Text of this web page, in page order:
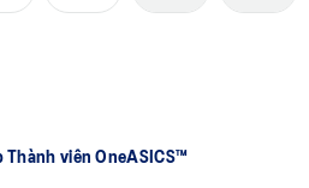
Thành viên OneASICS™